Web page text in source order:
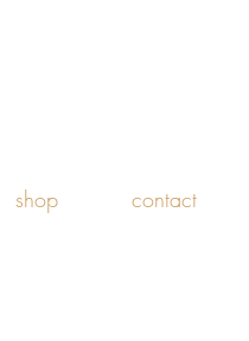
shop contact